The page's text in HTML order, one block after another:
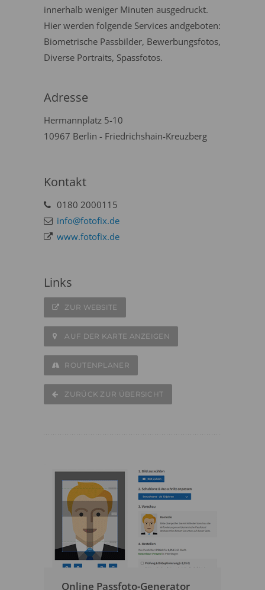
innerhalb weniger Minuten ausgedruckt.
Hier werden folgende Services andgeboten:
Biometrische Passbilder, Bewerbungsfotos,
Diverse Portraits, Spassfotos.
Adresse
Hermannplatz 5-10
10967 Berlin - Friedrichshain-Kreuzberg
Kontakt
0180 2000115
info@fotofix.de
www.fotofix.de
Links
ZUR WEBSITE
AUF DER KARTE ANZEIGEN
ROUTENPLANER
ZURÜCK ZUR ÜBERSICHT
Online Passfoto-Generator